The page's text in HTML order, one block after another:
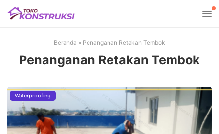
Beranda » Penanganan Retakan Tembok
Penanganan Retakan Tembok
Waterproofing